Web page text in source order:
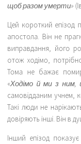
щоб разом умерти»
Цей короткий епізод
апостола. Він не
виправдання, його
отож ходімо,
Тома не бажає
«Ходімо й ми з
самовідданим учнем,
Такі люди не
довіряють інші. Він в
Інший епізод